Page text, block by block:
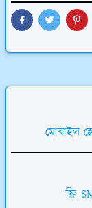
মোবাইল
ফ্রি